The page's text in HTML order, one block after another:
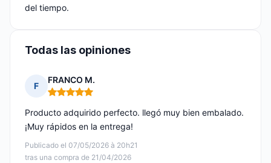
del tiempo.
Todas las opiniones
F
FRANCO M.
Nota: 5 de 5
Publicado el 07/05/2026 à 20h21
tras una compra de 21/04/2026
Producto adquirido perfecto. llegó muy bien embalado.
¡Muy rápidos en la entrega!